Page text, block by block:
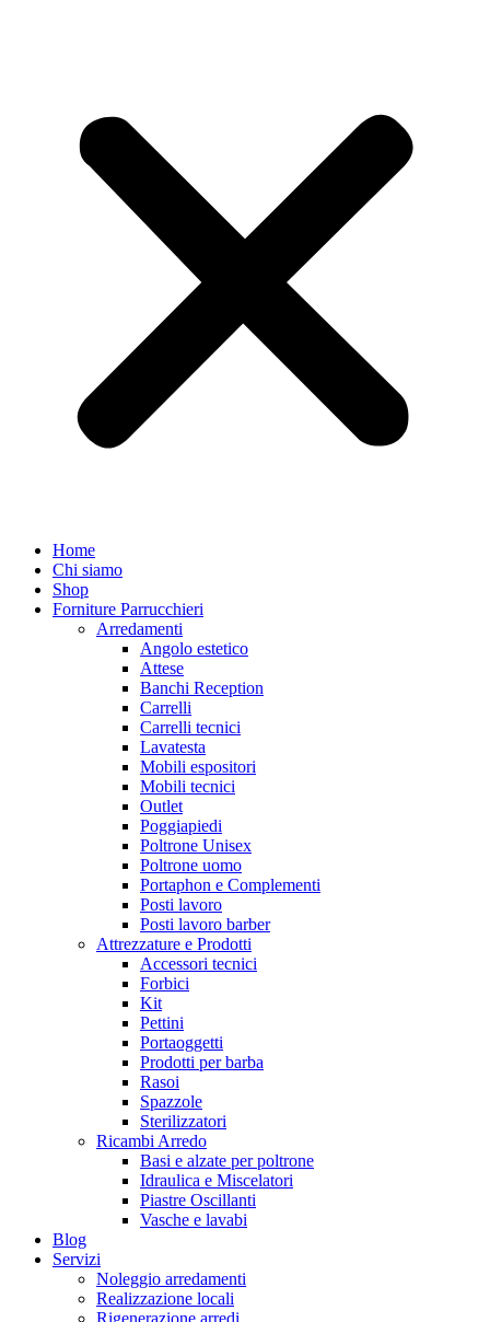
Home
Chi siamo
Shop
Forniture Parrucchieri
Arredamenti
Angolo estetico
Attese
Banchi Reception
Carrelli
Carrelli tecnici
Lavatesta
Mobili espositori
Mobili tecnici
Outlet
Poggiapiedi
Poltrone Unisex
Poltrone uomo
Portaphon e Complementi
Posti lavoro
Posti lavoro barber
Attrezzature e Prodotti
Accessori tecnici
Forbici
Kit
Pettini
Portaoggetti
Prodotti per barba
Rasoi
Spazzole
Sterilizzatori
Ricambi Arredo
Basi e alzate per poltrone
Idraulica e Miscelatori
Piastre Oscillanti
Vasche e lavabi
Blog
Servizi
Noleggio arredamenti
Realizzazione locali
Rigenerazione arredi